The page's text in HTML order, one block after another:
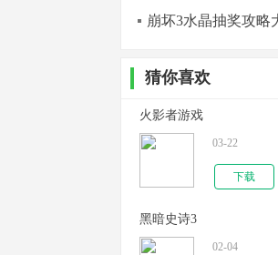
崩坏3水晶抽奖攻略
猜你喜欢
火影者游戏
03-22
下载
黑暗史诗3
02-04